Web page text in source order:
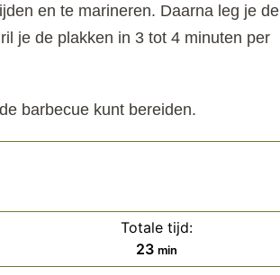
en te marineren. Daarna leg je de
je de plakken in 3 tot 4 minuten per
barbecue kunt bereiden.
Totale tijd:
23minuten
min